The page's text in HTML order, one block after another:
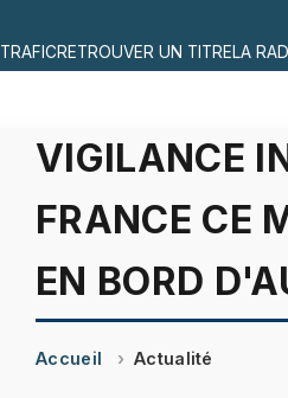
TRAFICRETROUVER UN TITRELA
VIGILANCE
FRANCE CE
EN BORD
Accueil Actualité